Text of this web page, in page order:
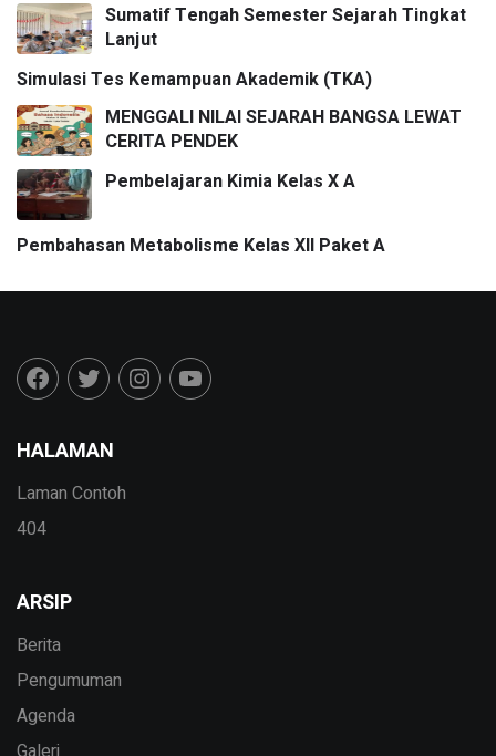
Sumatif Tengah Semester Sejarah Tingkat
Lanjut
Simulasi Tes Kemampuan Akademik (TKA)
MENGGALI NILAI SEJARAH BANGSA LEWAT
CERITA PENDEK
Pembelajaran Kimia Kelas X A
Pembahasan Metabolisme Kelas XII Paket A
HALAMAN
Laman Contoh
404
ARSIP
Berita
Pengumuman
Agenda